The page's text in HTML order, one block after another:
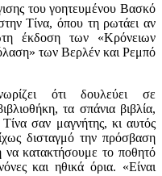
του γοητευμένου Βασκό
Τίνα, όπου τη ρωτάει αν
έκδοση των «Κρόνειων
των Βερλέν και Ρεμπό
ότι δουλεύει σε
τα σπάνια βιβλία,
σαν μαγνήτης, κι αυτός
δισταγμό την πρόσβαση
να κατακτήσουμε το ποθητό
και ηθικά όρια. «Είναι